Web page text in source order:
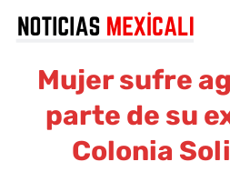
Mujer sufre
parte de su
Colonia